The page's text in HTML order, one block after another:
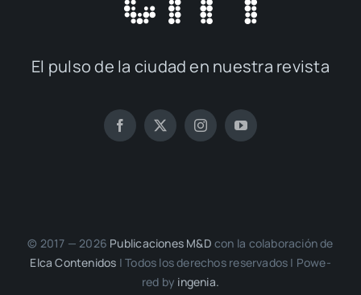
El pul­so de la ciu­dad en nues­tra revis­ta
© 2017 — 2026 Publi­ca­cio­nes M&D con la cola­bo­ra­ción de
Elca Con­te­ni­dos | Todos los dere­chos reser­va­dos | Powe­
red by inge­nia.